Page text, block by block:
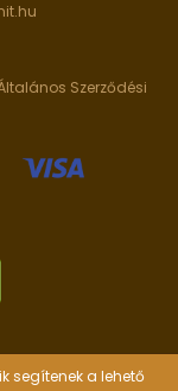
segítenek a lehető
Szerződési